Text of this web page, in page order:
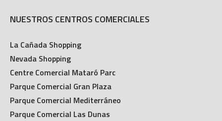
NUESTROS CENTROS COMERCIALES
La Cañada Shopping
Nevada Shopping
Centre Comercial Mataró Parc
Parque Comercial Gran Plaza
Parque Comercial Mediterráneo
Parque Comercial Las Dunas